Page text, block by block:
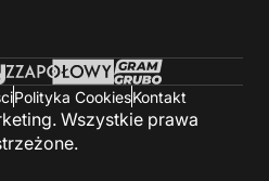
Polityka CookiesKontakt
Wszystkie prawa